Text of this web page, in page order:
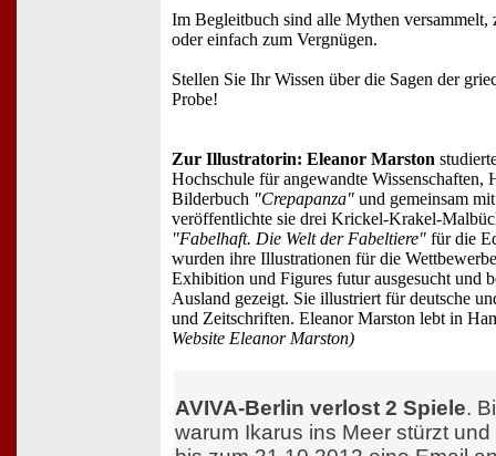
Im Begleitbuch sind alle Mythen versammelt,
oder einfach zum Vergnügen.
Stellen Sie Ihr Wissen über die Sagen der
Probe!
Zur Illustratorin: Eleanor Marston
Hochschule für angewandte Wissenschaften,
Bilderbuch "Crepapanza" und gemeinsam
veröffentlichte sie drei Krickel-Krakel-
"Fabelhaft. Die Welt der Fabeltiere" für die
wurden ihre Illustrationen für die
Exhibition und Figures futur ausgesucht und
Ausland gezeigt. Sie illustriert für deutsche
und Zeitschriften. Eleanor Marston lebt in
Website Eleanor Marston)
AVIVA-Berlin verlost 2 Spiele.
warum Ikarus ins Meer stürzt